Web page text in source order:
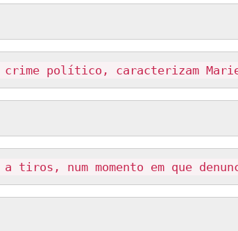
político, caracterizam
tiros, num momento em que